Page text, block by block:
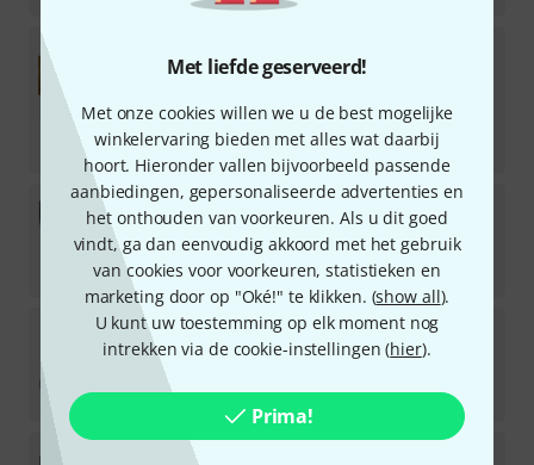
Met liefde geserveerd!
Met onze cookies willen we u de best mogelijke
winkelervaring bieden met alles wat daarbij
hoort. Hieronder vallen bijvoorbeeld passende
aanbiedingen, gepersonaliseerde advertenties en
het onthouden van voorkeuren. Als u dit goed
vindt, ga dan eenvoudig akkoord met het gebruik
van cookies voor voorkeuren, statistieken en
marketing door op "Oké!" te klikken. (show all).
U kunt uw toestemming op elk moment nog
intrekken via de cookie-instellingen (hier).
Prima!
€ 515
30-Dagen-Beste-Prijs :€ 555
-7%
AntelopeOrion Studio SC Stereo Bundle
Direct leverbaar
€ 2.949
Universal AudioApollo x16D Gen2 Ultimat Bundl
Direct leverbaar
€2.968
Universal Audio